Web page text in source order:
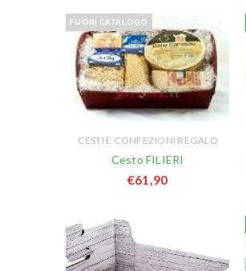
FUORI CATALOGO
CESTI E CONFEZIONI REGALO
Cesto FILIERI
€61,90